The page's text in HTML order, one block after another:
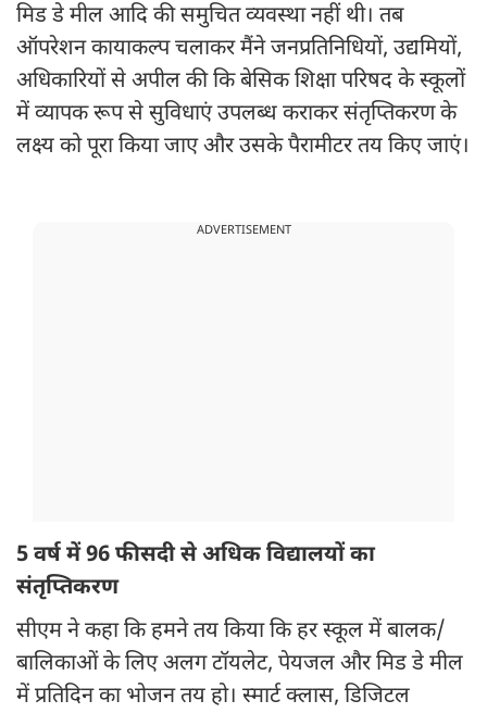
मिड डे मील आदि की समुचित व्यवस्था नहीं थी। तब
ऑपरेशन कायाकल्प चलाकर मैंने जनप्रतिनिधियों, उद्यमियों,
अधिकारियों से अपील की कि बेसिक शिक्षा परिषद के स्कूलों
में व्यापक रूप से सुविधाएं उपलब्ध कराकर संतृप्तिकरण के
लक्ष्य को पूरा किया जाए और उसके पैरामीटर तय किए जाएं।
ADVERTISEMENT
5 वर्ष में 96 फीसदी से अधिक विद्यालयों का
संतृप्तिकरण
सीएम ने कहा कि हमने तय किया कि हर स्कूल में बालक/
बालिकाओं के लिए अलग टॉयलेट, पेयजल और मिड डे मील
में प्रतिदिन का भोजन तय हो। स्मार्ट क्लास, डिजिटल